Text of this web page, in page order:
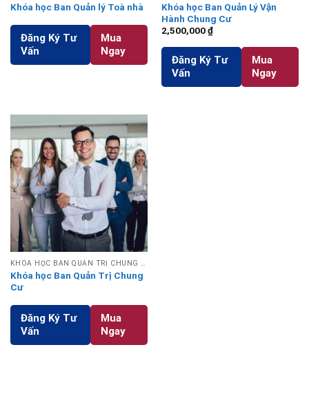
Khóa học Ban Quản lý Toà nhà
Đăng Ký Tư
Vấn
Mua
Ngay
Khóa học Ban Quản Lý Vận
Hành Chung Cư
2,500,000₫
Đăng Ký Tư
Vấn
Mua
Ngay
Khóa học Ban Quản Trị Chung
Cư
Đăng Ký Tư
Vấn
Mua
Ngay